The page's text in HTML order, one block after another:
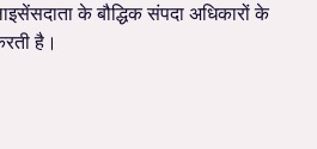
के बौद्धिक संपदा अधिकारों के
है।